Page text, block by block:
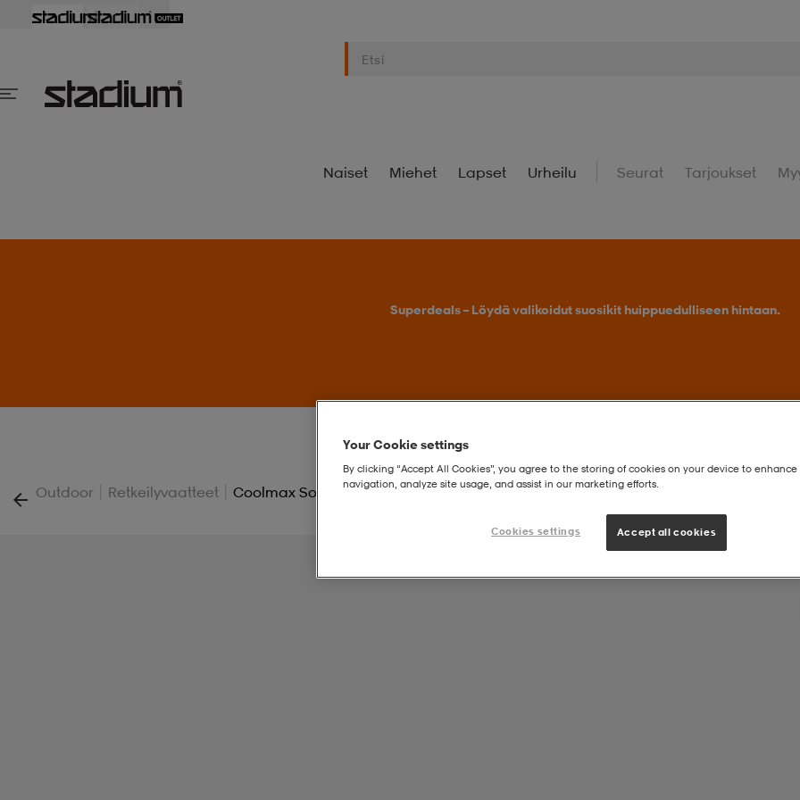
Naiset Miehet Lapset Urheilu Seurat Tarjoukset
Superdeals – Löydä valikoidut suosikit huippuedulliseen hintaan.
Outdoor | Retkeilyvaatteet | Coolmax Sock Ankle 4-P
Your Cookie settings
By clicking “Accept All Cookies”, you agree to the storing of cookies on your device to enhance
navigation, analyze site usage, and assist in our marketing efforts.
Cookies settings Accept all cookies